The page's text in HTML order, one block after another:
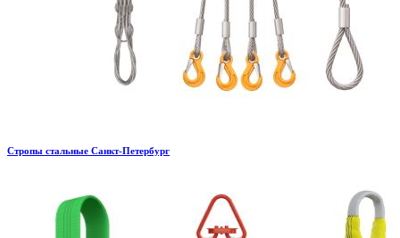
Стропы стальные Санкт-Петербург